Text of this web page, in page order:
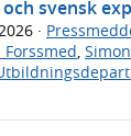
svensk
·
Forssmed,